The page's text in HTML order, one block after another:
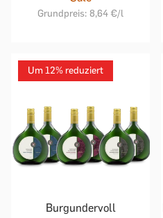
Grundpreis: 8,64 €/l
Um 12% reduziert
Burgundervoll